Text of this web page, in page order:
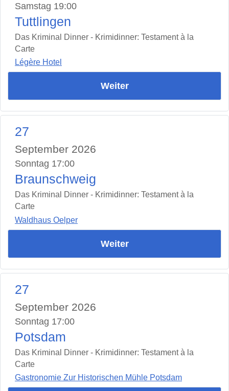
Samstag 19:00
Tuttlingen
Das Kriminal Dinner - Krimidinner: Testament à la
Carte
Légère Hotel
Weiter
27
September 2026
Sonntag 17:00
Braunschweig
Das Kriminal Dinner - Krimidinner: Testament à la
Carte
Waldhaus Oelper
Weiter
27
September 2026
Sonntag 17:00
Potsdam
Das Kriminal Dinner - Krimidinner: Testament à la
Carte
Gastronomie Zur Historischen Mühle Potsdam